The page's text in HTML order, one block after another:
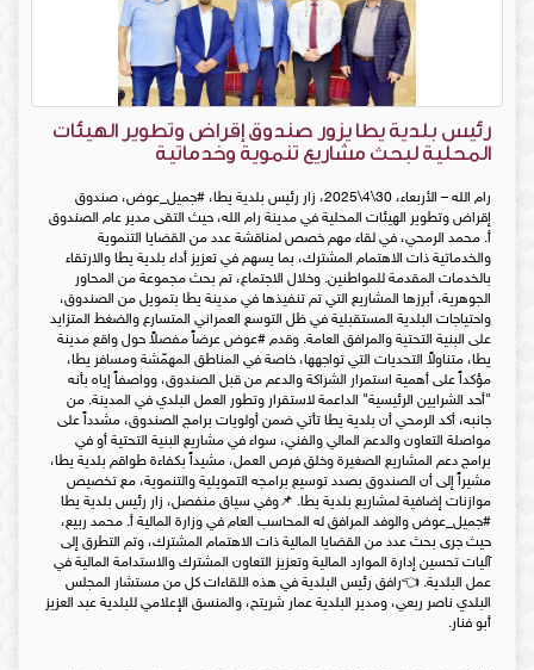
رئيس بلدية يطا يزور صندوق إقراض وتطوير الهيئات
المحلية لبحث مشاريع تنموية وخدماتية
رام الله – الأربعاء، 30\4\2025، زار رئيس بلدية يطا، #جميل_عوض، صندوق
إقراض وتطوير الهيئات المحلية في مدينة رام الله، حيث التقى مدير عام الصندوق
أ. محمد الرمحي، في لقاء مهم خصص لمناقشة عدد من القضايا التنموية
والخدماتية ذات الاهتمام المشترك، بما يسهم في تعزيز أداء بلدية يطا والارتقاء
بالخدمات المقدمة للمواطنين. وخلال الاجتماع، تم بحث مجموعة من المحاور
الجوهرية، أبرزها المشاريع التي تم تنفيذها في مدينة يطا بتمويل من الصندوق،
واحتياجات البلدية المستقبلية في ظل التوسع العمراني المتسارع والضغط المتزايد
على البنية التحتية والمرافق العامة. وقدم #عوض عرضاً مفصلاً حول واقع مدينة
يطا، متناولاً التحديات التي تواجهها، خاصة في المناطق المهمّشة ومسافر يطا،
مؤكداً على أهمية استمرار الشراكة والدعم من قبل الصندوق، وواصفاً إياه بأنه
"أحد الشرايين الرئيسية" الداعمة لاستقرار وتطور العمل البلدي في المدينة. من
جانبه، أكد الرمحي أن بلدية يطا تأتي ضمن أولويات برامج الصندوق، مشدداً على
مواصلة التعاون والدعم المالي والفني، سواء في مشاريع البنية التحتية أو في
برامج دعم المشاريع الصغيرة وخلق فرص العمل، مشيداً بكفاءة طواقم بلدية يطا،
مشيراً إلى أن الصندوق بصدد توسيع برامجه التمويلية والتنموية، مع تخصيص
موازنات إضافية لمشاريع بلدية يطا. 📌وفي سياق منفصل، زار رئيس بلدية يطا
#جميل_عوض والوفد المرافق له المحاسب العام في وزارة المالية أ. محمد ربيع،
حيث جرى بحث عدد من القضايا المالية ذات الاهتمام المشترك، وتم التطرق إلى
آليات تحسين إدارة الموارد المالية وتعزيز التعاون المشترك والاستدامة المالية في
عمل البلدية. 👈رافق رئيس البلدية في هذه اللقاءات كل من مستشار المجلس
البلدي ناصر ربعي، ومدير البلدية عمار شريتح، والمنسق الإعلامي للبلدية عبد العزيز
أبو فنار.